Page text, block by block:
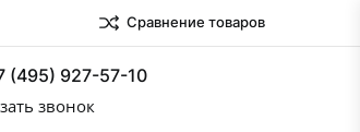
Сравнение товаров
(495) 927-57-10
звонок